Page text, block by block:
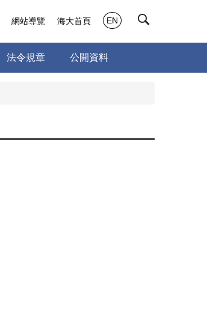
法令規章 公開資料
網站導覽 海大首頁 EN